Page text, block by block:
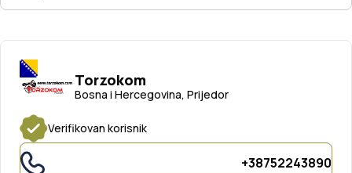
Torzokom
Bosna i Hercegovina, Prijedor
Verifikovan korisnik
+38752243890